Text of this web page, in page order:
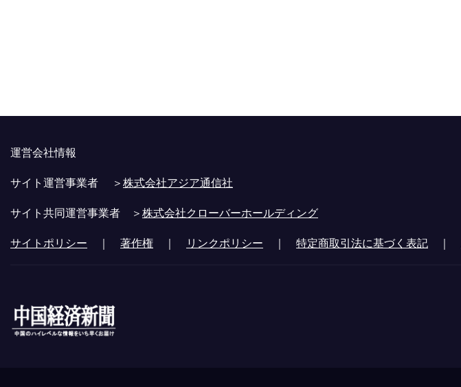
運営会社情報
サイト運営事業者 ＞株式会社アジア通信社
サイト共同運営事業者 ＞株式会社クローバーホールディング
サイトポリシー ｜ 著作権 ｜ リンクポリシー ｜ 特定商取引法に基づく表記 ｜